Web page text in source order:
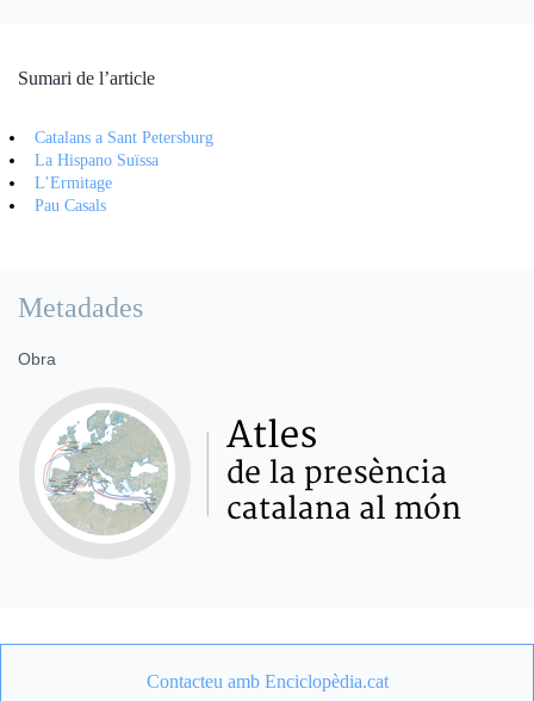
Sumari de l’article
Catalans a Sant Petersburg
La Hispano Suïssa
L’Ermitage
Pau Casals
Metadades
Obra
Contacteu amb Enciclopèdia.cat